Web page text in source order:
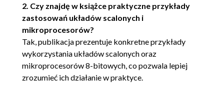
Opis wyprowadzeń Z-80 (48)
Buforowanie wyprowadzeń (49)
Generator sygnału zegarowego i układ
zerowania (50)
Układ pracy krokowej (51)
Jednostka centralna 8048 (52)
2. Czy znajdę w książce praktyczne przykłady
zastosowań układów scalonych i
mikroprocesorów?
Tak, publikacja prezentuje konkretne przykłady
wykorzystania układów scalonych oraz
mikroprocesorów 8-bitowych, co pozwala lepiej
zrozumieć ich działanie w praktyce.